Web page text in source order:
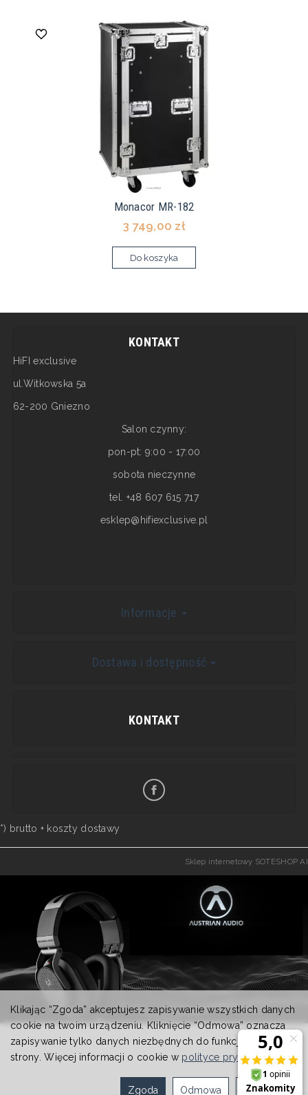
Monacor MR-182
3 749,00 zł
Do koszyka
KONTAKT
HiFI exclusive
ul.Witkowska 5a
62-200 Gniezno
Salon czynny:
pon-pt: 9:00 - 17:00
sobota nieczynne
tel. +48 607 615 717
esklep@hifiexclusive.pl
Informacje
Dostawa i dostępność
KONTAKT
*) brutto + koszty dostawy
Sklep internetowy SOTESHOP AI
Klikając “Zgoda” akceptujesz zapisywanie wszystkich danych
cookie na twoim urządzeniu. Kliknięcie “Odmowa” oznacza
zapisywanie tylko danych niezbędnych do funkcjonowania
strony. Więcej informacji o cookie w polityce prywatności.
Ustawienia
Odmowa
Zgoda